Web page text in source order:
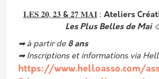
𝐋𝐄𝐒 𝟐𝟎, 𝟐𝟑 &𝟐𝟕 𝐌𝐀𝐈: Ateliers
Les Plus Belles de Mai
➡ à partir de 8 ans
➡ Inscriptions et informations via
https://www.helloasso.com/